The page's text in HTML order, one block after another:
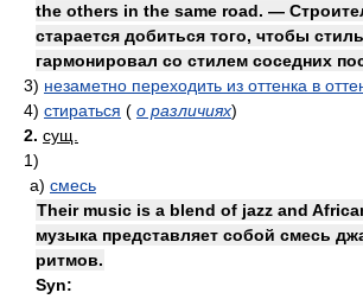
the others in the same road. —
старается добиться того, чтобы
гармонировал со стилем соседних
3) незаметно переходить из оттенка в
4) стираться ( о различиях)
2. сущ.
1)
а) смесь
Their music is a blend of jazz and
музыка представляет собой смесь
ритмов.
Syn: